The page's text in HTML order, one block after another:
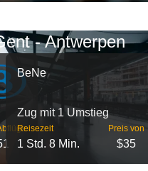
- Antwerpen
BeNe
Zug mit 1 Umstieg
Reisezeit
1 Std. 8 Min.
Preis von
$35